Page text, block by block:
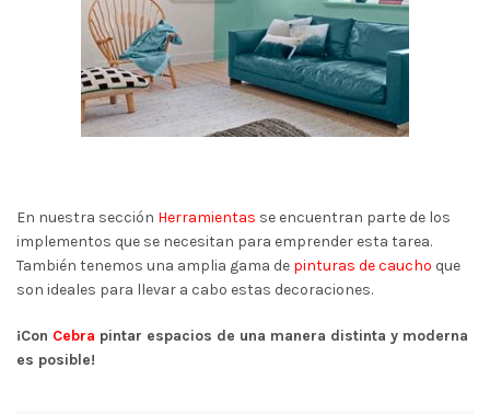
En nuestra sección Herramientas se encuentran parte de los
implementos que se necesitan para emprender esta tarea.
También tenemos una amplia gama de pinturas de caucho que
son ideales para llevar a cabo estas decoraciones.
¡Con Cebra pintar espacios de una manera distinta y moderna
es posible!